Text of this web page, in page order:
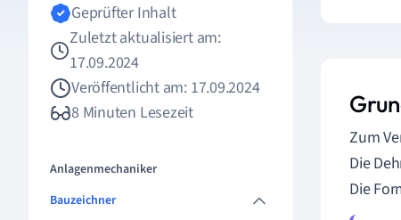
Geprüfter Inhalt
Zuletzt aktualisiert am:
17.09.2024
Veröffentlicht am: 17.09.2024
8 Minuten Lesezeit
Anlagenmechaniker
Bauzeichner
Zum
Die
Die